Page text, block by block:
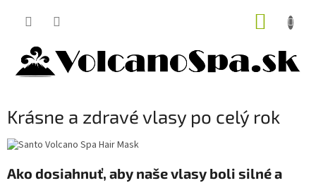
Krásne a zdravé vlasy po celý rok
Ako dosiahnuť, aby naše vlasy boli silné a